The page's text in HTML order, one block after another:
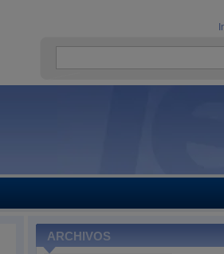
ARCHIVOS